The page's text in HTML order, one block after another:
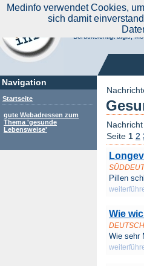
Navigation
Startseite
gute Webadressen zum
Thema 'gesunde
Lebensweise'
Suchen Sie noch oder
Medinfo.de - Meta-
Berücksichtigt afgis,
Seite 1 2
Pillen
Wie
Wie sehr
Medinfo verwendet Cookies,
sich damit